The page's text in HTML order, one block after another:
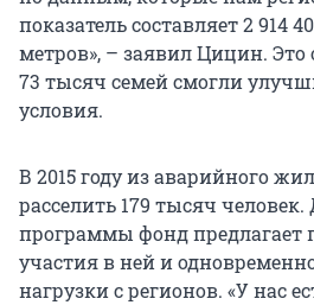
показатель составляет 2 914
метров», – заявил Цицин. Это
73 тысяч семей смогли
условия.
В 2015 году из аварийного
расселить 179 тысяч
программы фонд предлагает
участия в ней и
нагрузки с регионов. «У нас